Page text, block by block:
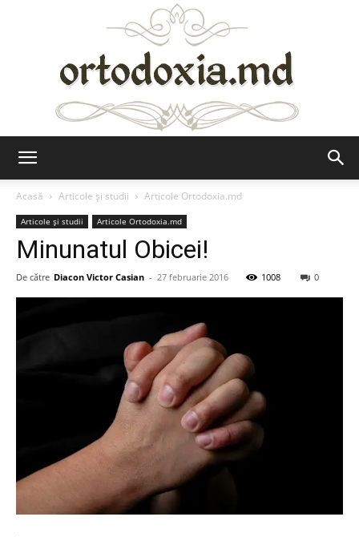
Acasă
Articole şi studii Articole Ortodoxia.md
Articole şi studii Articole Ortodoxia.md
Minunatul Obicei!
De către Diacon Victor Casian - 27 februarie 2016 1008 0